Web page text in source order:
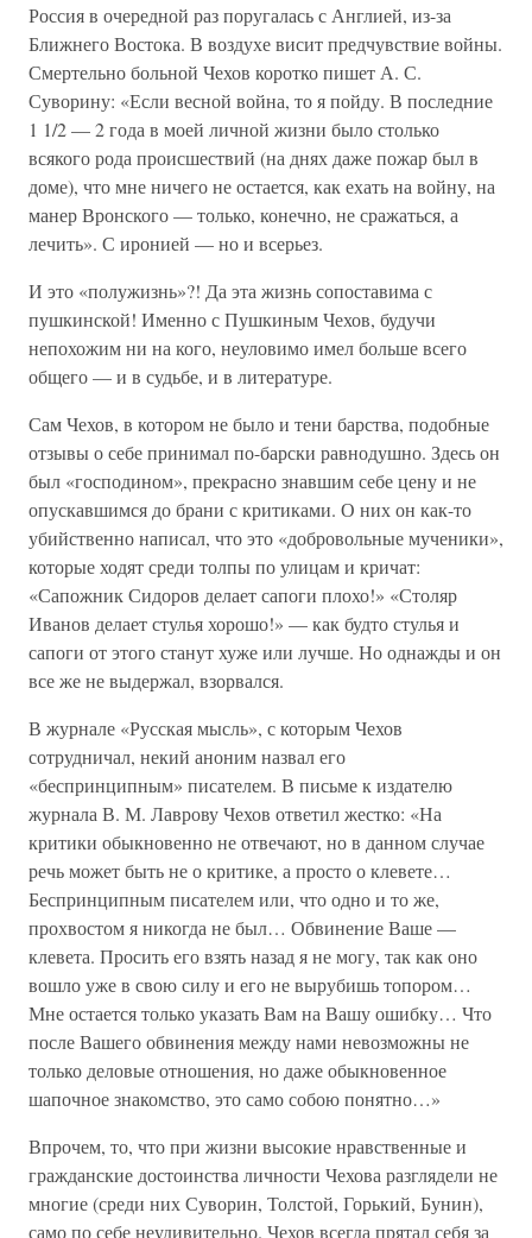
Россия в очередной раз поругалась с Англией, из-за
Ближнего Востока. В воздухе висит предчувствие войны.
Смертельно больной Чехов коротко пишет А. С.
Суворину: «Если весной война, то я пойду. В последние
1 1/2 — 2 года в моей личной жизни было столько
всякого рода происшествий (на днях даже пожар был в
доме), что мне ничего не остается, как ехать на войну, на
манер Вронского — только, конечно, не сражаться, а
лечить». С иронией — но и всерьез.
И это «полужизнь»?! Да эта жизнь сопоставима с
пушкинской! Именно с Пушкиным Чехов, будучи
непохожим ни на кого, неуловимо имел больше всего
общего — и в судьбе, и в литературе.
Сам Чехов, в котором не было и тени барства, подобные
отзывы о себе принимал по-барски равнодушно. Здесь он
был «господином», прекрасно знавшим себе цену и не
опускавшимся до брани с критиками. О них он как-то
убийственно написал, что это «добровольные мученики»,
которые ходят среди толпы по улицам и кричат:
«Сапожник Сидоров делает сапоги плохо!» «Столяр
Иванов делает стулья хорошо!» — как будто стулья и
сапоги от этого станут хуже или лучше. Но однажды и он
все же не выдержал, взорвался.
В журнале «Русская мысль», с которым Чехов
сотрудничал, некий аноним назвал его
«беспринципным» писателем. В письме к издателю
журнала В. М. Лаврову Чехов ответил жестко: «На
критики обыкновенно не отвечают, но в данном случае
речь может быть не о критике, а просто о клевете…
Беспринципным писателем или, что одно и то же,
прохвостом я никогда не был… Обвинение Ваше —
клевета. Просить его взять назад я не могу, так как оно
вошло уже в свою силу и его не вырубишь топором…
Мне остается только указать Вам на Вашу ошибку… Что
после Вашего обвинения между нами невозможны не
только деловые отношения, но даже обыкновенное
шапочное знакомство, это само собою понятно…»
Впрочем, то, что при жизни высокие нравственные и
гражданские достоинства личности Чехова разглядели не
многие (среди них Суворин, Толстой, Горький, Бунин),
само по себе неудивительно. Чехов всегда прятал себя за